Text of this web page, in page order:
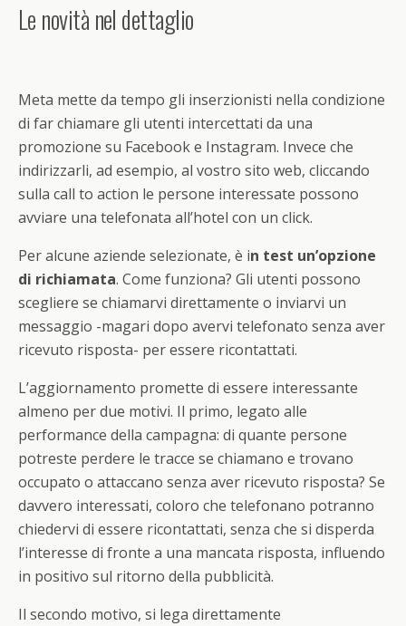
Le novità nel dettaglio
Meta mette da tempo gli inserzionisti nella condizione
di far chiamare gli utenti intercettati da una
promozione su Facebook e Instagram. Invece che
indirizzarli, ad esempio, al vostro sito web, cliccando
sulla call to action le persone interessate possono
avviare una telefonata all’hotel con un click.
Per alcune aziende selezionate, è in test un’opzione
di richiamata. Come funziona? Gli utenti possono
scegliere se chiamarvi direttamente o inviarvi un
messaggio -magari dopo avervi telefonato senza aver
ricevuto risposta- per essere ricontattati.
L’aggiornamento promette di essere interessante
almeno per due motivi. Il primo, legato alle
performance della campagna: di quante persone
potreste perdere le tracce se chiamano e trovano
occupato o attaccano senza aver ricevuto risposta? Se
davvero interessati, coloro che telefonano potranno
chiedervi di essere ricontattati, senza che si disperda
l’interesse di fronte a una mancata risposta, influendo
in positivo sul ritorno della pubblicità.
Il secondo motivo, si lega direttamente